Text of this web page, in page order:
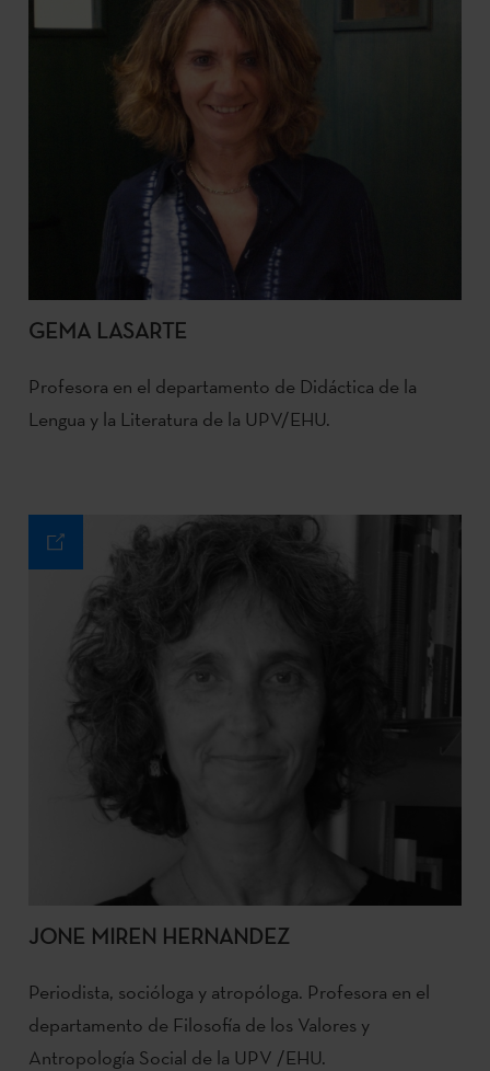
GEMA LASARTE
Profesora en el departamento de Didáctica de la
Lengua y la Literatura de la UPV/EHU.
JONE MIREN HERNANDEZ
Periodista, socióloga y atropóloga. Profesora en el
departamento de Filosofía de los Valores y
Antropología Social de la UPV /EHU.